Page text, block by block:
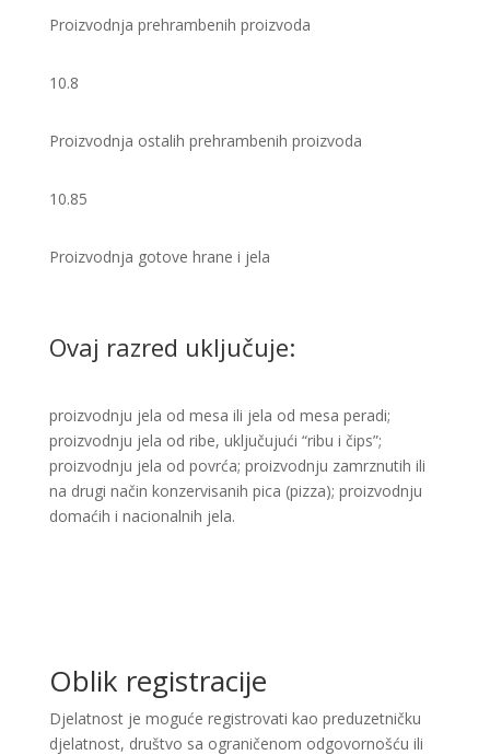
Proizvodnja prehrambenih proizvoda
10.8
Proizvodnja ostalih prehrambenih proizvoda
10.85
Proizvodnja gotove hrane i jela
Ovaj razred uključuje:
proizvodnju jela od mesa ili jela od mesa peradi;
proizvodnju jela od ribe, uključujući “ribu i čips”;
proizvodnju jela od povrća; proizvodnju zamrznutih ili
na drugi način konzervisanih pica (pizza); proizvodnju
domaćih i nacionalnih jela. ​
Oblik registracije
Djelatnost je moguće registrovati kao preduzetničku
djelatnost, društvo sa ograničenom odgovornošću ili